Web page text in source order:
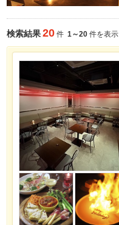
検索結果20 件 1～20 件を表示